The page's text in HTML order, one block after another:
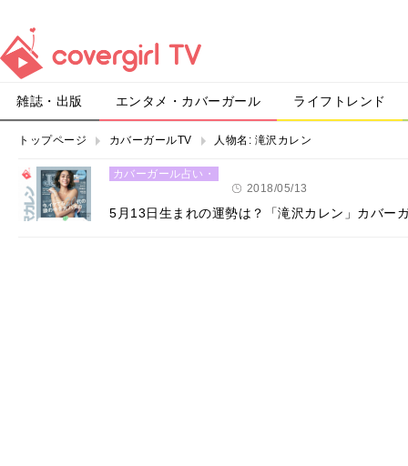
雑誌・出版 エンタメ・カバーガール ライフトレンド
トップページ カバーガールTV 人物名: 滝沢カレン
カバーガール占い・
2018/05/13
5月13日生まれの運勢は？「滝沢カレン」カバー